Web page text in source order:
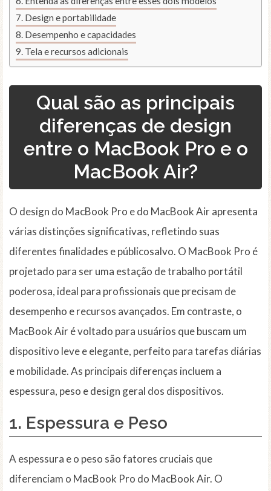
Design e portabilidade
Desempenho e capacidades
Tela e recursos adicionais
Qual são as principais
diferenças de design
entre o MacBook Pro e o
MacBook Air?
O design do MacBook Pro e do MacBook Air apresenta
várias distinções significativas, refletindo suas
diferentes finalidades e públicosalvo. O MacBook Pro é
projetado para ser uma estação de trabalho portátil
poderosa, ideal para profissionais que precisam de
desempenho e recursos avançados. Em contraste, o
MacBook Air é voltado para usuários que buscam um
dispositivo leve e elegante, perfeito para tarefas diárias
e mobilidade. As principais diferenças incluem a
espessura, peso e design geral dos dispositivos.
1. Espessura e Peso
A espessura e o peso são fatores cruciais que
diferenciam o MacBook Pro do MacBook Air. O